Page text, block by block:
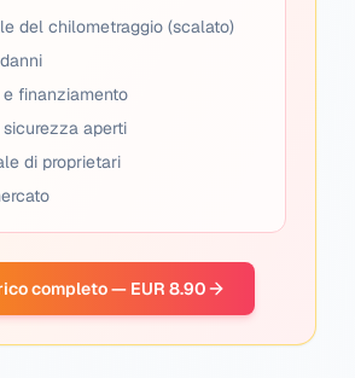
del chilometraggio (scalato)
finanziamento
sicurezza aperti
di proprietari
completo — EUR 8.90